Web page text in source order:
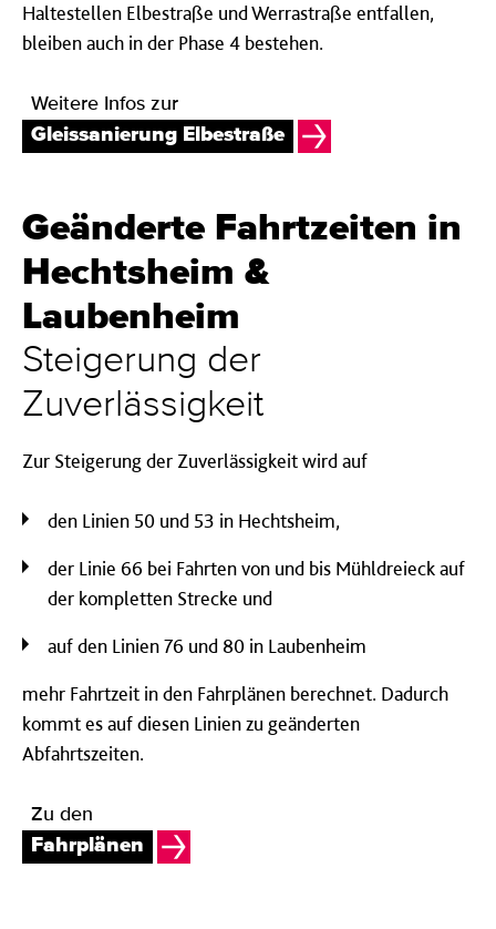
Haltestellen Elbestraße und Werrastraße entfallen,
bleiben auch in der Phase 4 bestehen.
Weitere Infos zur
Gleissanierung Elbestraße
Geänderte Fahrtzeiten in
Hechtsheim &
Laubenheim
Steigerung der
Zuverlässigkeit
Zur Steigerung der Zuverlässigkeit wird auf
den Linien 50 und 53 in Hechtsheim,
der Linie 66 bei Fahrten von und bis Mühldreieck auf
der kompletten Strecke und
auf den Linien 76 und 80 in Laubenheim
mehr Fahrtzeit in den Fahrplänen berechnet. Dadurch
kommt es auf diesen Linien zu geänderten
Abfahrtszeiten.
Zu den
Fahrplänen